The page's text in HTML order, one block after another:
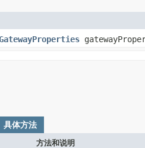
具体方法
方法和说明